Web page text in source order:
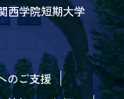
西学院短期大学
のご支援